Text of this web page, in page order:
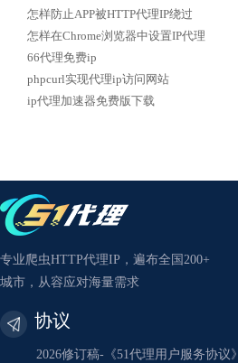
怎样防止APP被HTTP代理IP绕过
怎样在Chrome浏览器中设置IP代理
66代理免费ip
phpcurl实现代理ip访问网站
ip代理加速器免费版下载
专业爬虫HTTP代理IP，遍布全国200+
城市，从容应对海量需求
协议
2026修订稿-《51代理用户服务协议》